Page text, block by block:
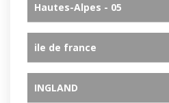
Hautes-Alpes - 05
ile de france
INGLAND